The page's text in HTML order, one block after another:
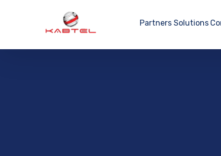
Partners Solutions